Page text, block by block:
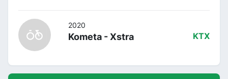
2020
Kometa - Xstra KTX